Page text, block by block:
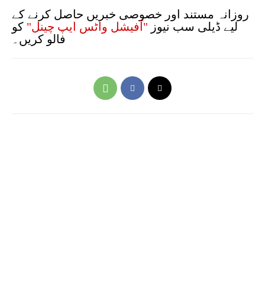
روزانہ مستند اور خصوصی خبریں حاصل کرنے کے
لیے ڈیلی سب نیوز "آفیشل واٹس ایپ چینل" کو
فالو کریں۔